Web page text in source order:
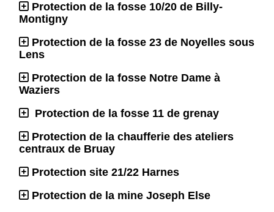
Protection de la fosse 10/20 de Billy-
Montigny
Protection de la fosse 23 de Noyelles sous
Lens
Protection de la fosse Notre Dame à
Waziers
Protection de la fosse 11 de grenay
Protection de la chaufferie des ateliers
centraux de Bruay
Protection site 21/22 Harnes
Protection de la mine Joseph Else